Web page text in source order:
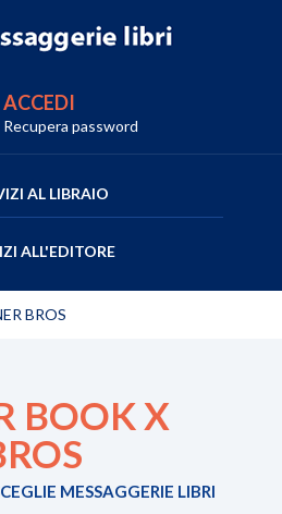
ACCEDI
Recupera password
AL LIBRAIO
ALL'EDITORE
BROS
BOOK X
MESSAGGERIE LIBRI